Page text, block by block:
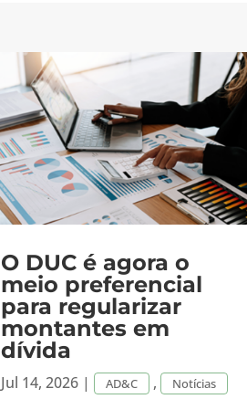
O DUC é agora o
meio preferencial
para regularizar
montantes em
dívida
Jul 14, 2026| AD&C , Notícias